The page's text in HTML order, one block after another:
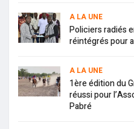
A LA UNE
Policiers radiés
réintégrés pour
A LA UNE
1ère édition du
réussi pour
Pabré